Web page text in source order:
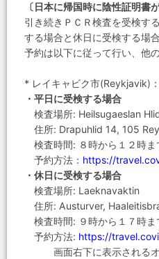
〔日本に帰国時に陰性証明書
引き続きＰＣＲ検査を受検す
する場合と休日に受検する場
予約は以下に従って行い、他
* レイキャビク市(Reykjavik)
・平日に受検する場合
検査場所: Heilsugaeslan
住所: Drapuhlid 14, 105
検査時間: ８時から１２時ま
予約方法： https://
・休日に受検する場合
検査場所: Laeknavaktin
住所: Austurver,
検査時間: ９時から１７時ま
予約方法: https://
画面右下に表示されるオン